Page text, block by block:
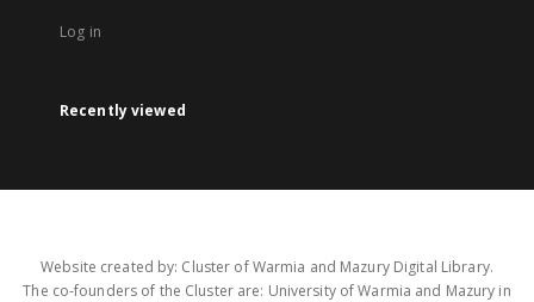
Log in
Recently viewed
Website created by: Cluster of Warmia and Mazury Digital Library.
The co-founders of the Cluster are: University of Warmia and Mazury in